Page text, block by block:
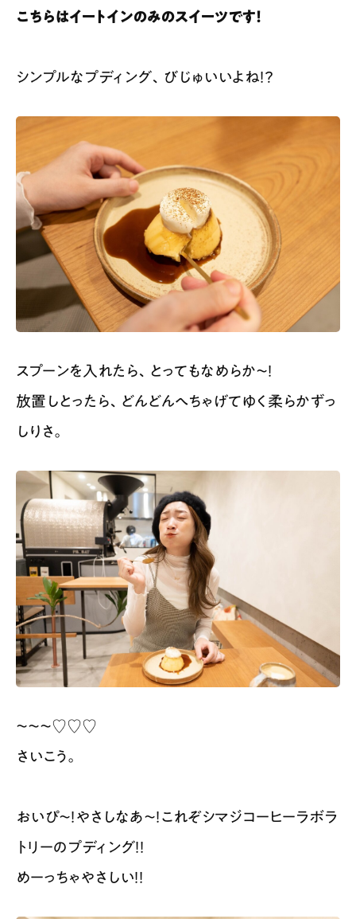
こちらはイートインのみのスイーツです！
シンプルなプディング、びじゅいいよね！？
スプーンを入れたら、とってもなめらか〜！
放置しとったら、どんどんへちゃげてゆく柔らかずっ
しりさ。
〜〜〜♡♡♡
さいこう。
おいぴ〜！やさしなあ〜！これぞシマジコーヒーラボラ
トリーのプディング！！
めーっちゃやさしい！！